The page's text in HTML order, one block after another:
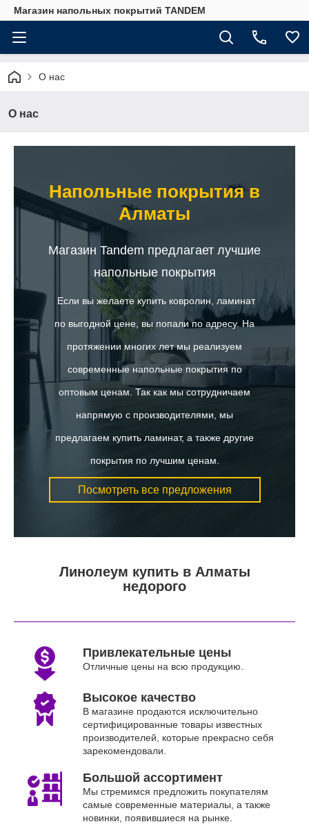
Магазин напольных покрытий TANDEM
О нас
О нас
Напольные покрытия в
Алматы
Магазин Tandem предлагает лучшие
напольные покрытия
Если вы желаете купить ковролин, ламинат
по выгодной цене, вы попали по адресу. На
протяжении многих лет мы реализуем
современные напольные покрытия по
оптовым ценам. Так как мы сотрудничаем
напрямую с производителями, мы
предлагаем купить ламинат, а также другие
покрытия по лучшим ценам.
Посмотреть все предложения
Линолеум купить в Алматы
недорого
Привлекательные цены
Отличные цены на всю продукцию.
Высокое качество
В магазине продаются исключительно
сертифицированные товары известных
производителей, которые прекрасно себя
зарекомендовали.
Большой ассортимент
Мы стремимся предложить покупателям
самые современные материалы, а также
новинки, появившиеся на рынке.